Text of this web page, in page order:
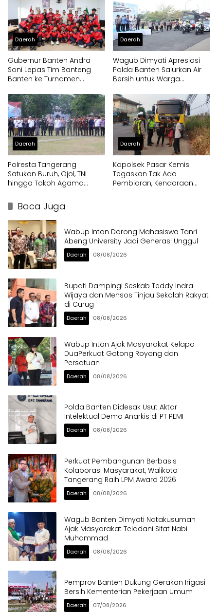
Daerah
Gubernur Banten Andra
Soni Lepas Tim Banteng
Banten ke Turnamen
Daerah
Wagub Dimyati Apresiasi
Polda Banten Salurkan Air
Bersih untuk Warga
Daerah
Polresta Tangerang
Satukan Buruh, Ojol, TNI
hingga Tokoh Agama
Daerah
Kapolsek Pasar Kemis
Tegaskan Tak Ada
Pembiaran, Kendaraan
Baca Juga
Wabup Intan Dorong Mahasiswa Tanri
Abeng University Jadi Generasi Unggul
Daerah 08/08/2026
Bupati Dampingi Seskab Teddy Indra
Wijaya dan Mensos Tinjau Sekolah Rakyat
di Curug
Daerah 08/08/2026
Wabup Intan Ajak Masyarakat Kelapa
DuaPerkuat Gotong Royong dan
Persatuan
Daerah 08/08/2026
Polda Banten Didesak Usut Aktor
Intelektual Demo Anarkis di PT PEMI
Daerah 08/08/2026
Perkuat Pembangunan Berbasis
Kolaborasi Masyarakat, Walikota
Tangerang Raih LPM Award 2026
Daerah 08/08/2026
Wagub Banten Dimyati Natakusumah
Ajak Masyarakat Teladani Sifat Nabi
Muhammad
Daerah 08/08/2026
Pemprov Banten Dukung Gerakan Irigasi
Bersih Kementerian Pekerjaan Umum
Daerah 07/08/2026